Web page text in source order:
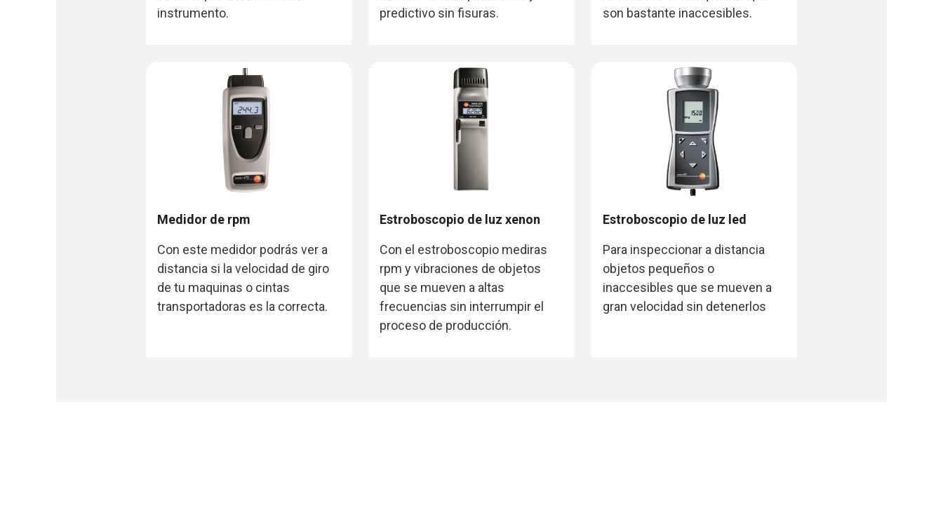
instrumento.
predictivo sin fisuras.
son bastante inaccesibles.
Medidor de rpm
Con este medidor podrás ver a
distancia si la velocidad de giro
de tu maquinas o cintas
transportadoras es la correcta.
Estroboscopio de luz xenon
Con el estroboscopio mediras
rpm y vibraciones de objetos
que se mueven a altas
frecuencias sin interrumpir el
proceso de producción.
Estroboscopio de luz led
Para inspeccionar a distancia
objetos pequeños o
inaccesibles que se mueven a
gran velocidad sin detenerlos